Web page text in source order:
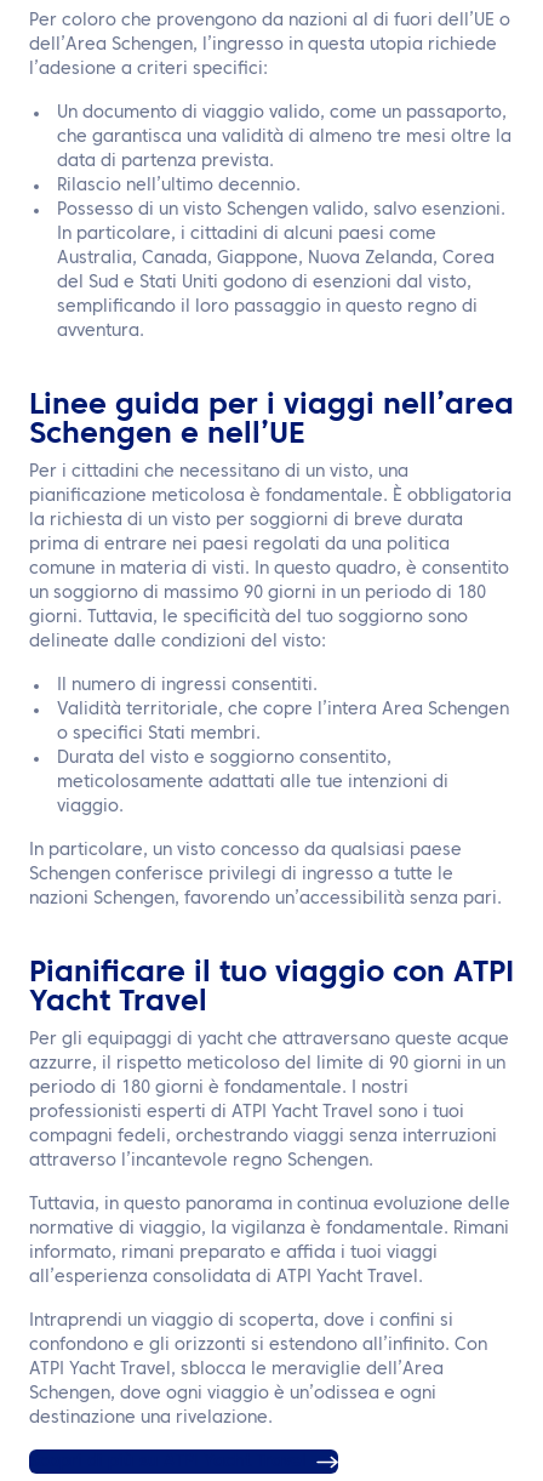
Per coloro che provengono da nazioni al di fuori dell’UE o
dell’Area Schengen, l’ingresso in questa utopia richiede
l’adesione a criteri specifici:
Un documento di viaggio valido, come un passaporto,
che garantisca una validità di almeno tre mesi oltre la
data di partenza prevista.
Rilascio nell’ultimo decennio.
Possesso di un visto Schengen valido, salvo esenzioni.
In particolare, i cittadini di alcuni paesi come
Australia, Canada, Giappone, Nuova Zelanda, Corea
del Sud e Stati Uniti godono di esenzioni dal visto,
semplificando il loro passaggio in questo regno di
avventura.
Linee guida per i viaggi nell’area
Schengen e nell’UE
Per i cittadini che necessitano di un visto, una
pianificazione meticolosa è fondamentale. È obbligatoria
la richiesta di un visto per soggiorni di breve durata
prima di entrare nei paesi regolati da una politica
comune in materia di visti. In questo quadro, è consentito
un soggiorno di massimo 90 giorni in un periodo di 180
giorni. Tuttavia, le specificità del tuo soggiorno sono
delineate dalle condizioni del visto:
Il numero di ingressi consentiti.
Validità territoriale, che copre l’intera Area Schengen
o specifici Stati membri.
Durata del visto e soggiorno consentito,
meticolosamente adattati alle tue intenzioni di
viaggio.
In particolare, un visto concesso da qualsiasi paese
Schengen conferisce privilegi di ingresso a tutte le
nazioni Schengen, favorendo un’accessibilità senza pari.
Pianificare il tuo viaggio con ATPI
Yacht Travel
Per gli equipaggi di yacht che attraversano queste acque
azzurre, il rispetto meticoloso del limite di 90 giorni in un
periodo di 180 giorni è fondamentale. I nostri
professionisti esperti di ATPI Yacht Travel sono i tuoi
compagni fedeli, orchestrando viaggi senza interruzioni
attraverso l’incantevole regno Schengen.
Tuttavia, in questo panorama in continua evoluzione delle
normative di viaggio, la vigilanza è fondamentale. Rimani
informato, rimani preparato e affida i tuoi viaggi
all’esperienza consolidata di ATPI Yacht Travel.
Intraprendi un viaggio di scoperta, dove i confini si
confondono e gli orizzonti si estendono all’infinito. Con
ATPI Yacht Travel, sblocca le meraviglie dell’Area
Schengen, dove ogni viaggio è un’odissea e ogni
destinazione una rivelazione.